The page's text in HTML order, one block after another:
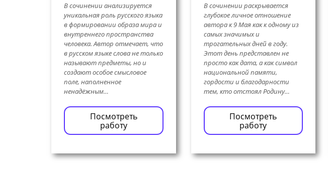
В сочинении анализируется
уникальная роль русского языка
в формировании образа мира и
внутреннего пространства
человека. Автор отмечает, что
в русском языке слова не только
называют предметы, но и
создают особое смысловое
поле, наполненное
ненадёжным…
Посмотреть
работу
В сочинении раскрывается
глубокое личное отношение
автора к 9 Мая как к одному из
самых значимых и
трогательных дней в году.
Этот день представлен не
просто как дата, а как символ
национальной памяти,
гордости и благодарности
тем, кто отстоял Родину…
Посмотреть
работу